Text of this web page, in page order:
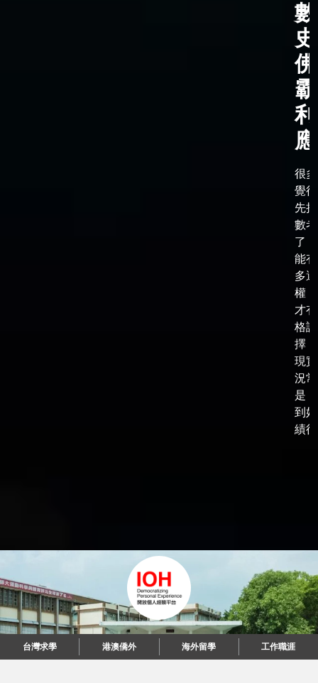
台灣求學 港澳僑外 海外留學 工作職涯
應
很
覺
先
數
了
能
多
權
才
格
擇
現
況常
是
到
績